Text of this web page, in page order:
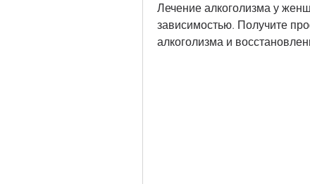
Лечение алкоголизма у
зависимостью. Получите
алкоголизма и